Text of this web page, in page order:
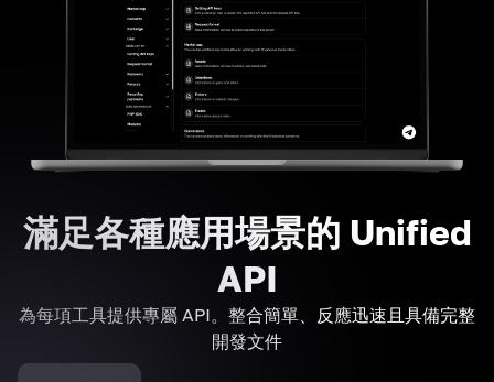
滿足各種應用場景的 Unified
API
為每項工具提供專屬 API。整合簡單、反應迅速且具備完整
開發文件